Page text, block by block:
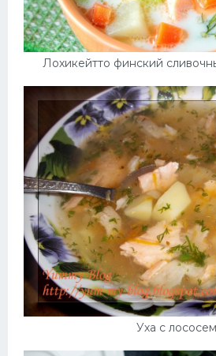
Лохикейтто финский
Уха с лососем